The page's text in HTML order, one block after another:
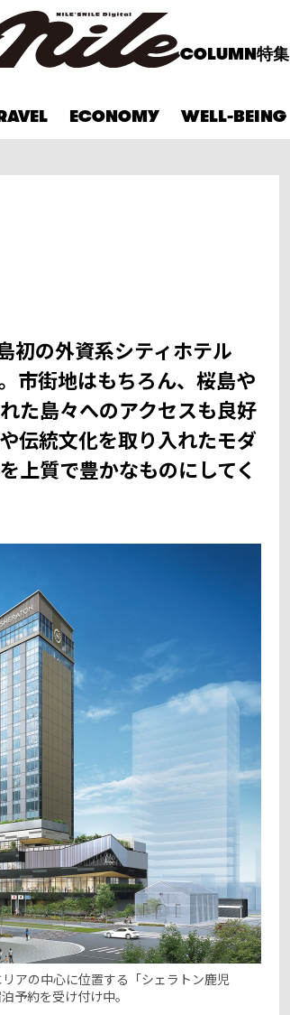
COLUMN特集
ECONOMY WELL-BEING
初の外資系シティホテル
市街地はもちろん、桜島や
た島々へのアクセスも良好
伝統文化を取り入れたモダ
上質で豊かなものにしてく
アの中心に位置する「シェラトン鹿児
予約を受け付け中。